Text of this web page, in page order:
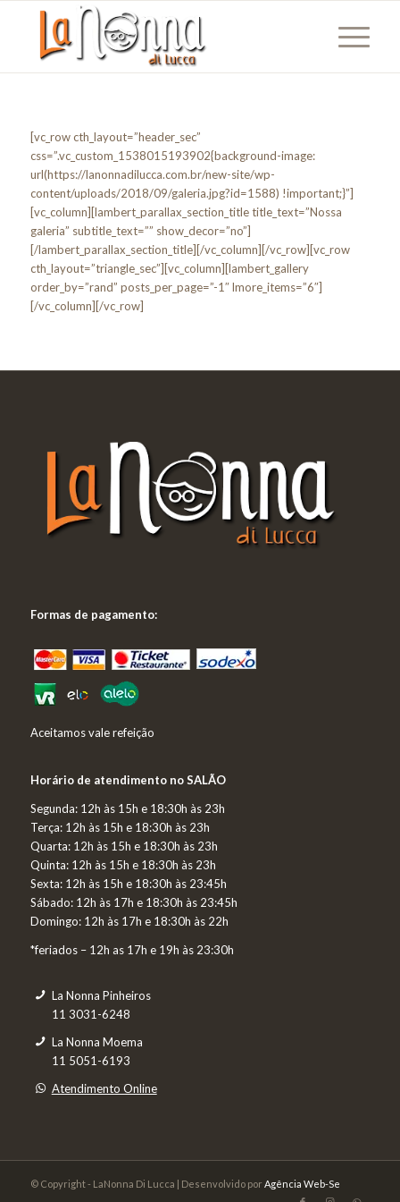
[vc_row cth_layout=”header_sec”
css=”.vc_custom_1538015193902{background-image:
url(https://lanonnadilucca.com.br/new-site/wp-
content/uploads/2018/09/galeria.jpg?id=1588) !important;}”]
[vc_column][lambert_parallax_section_title title_text=”Nossa
galeria” subtitle_text=”” show_decor=”no”]
[/lambert_parallax_section_title][/vc_column][/vc_row][vc_row
cth_layout=”triangle_sec”][vc_column][lambert_gallery
order_by=”rand” posts_per_page=”-1″ lmore_items=”6″]
[/vc_column][/vc_row]
Formas de pagamento:
Aceitamos vale refeição
Horário de atendimento no SALÃO
Segunda: 12h às 15h e 18:30h às 23h
Terça: 12h às 15h e 18:30h às 23h
Quarta: 12h às 15h e 18:30h às 23h
Quinta: 12h às 15h e 18:30h às 23h
Sexta: 12h às 15h e 18:30h às 23:45h
Sábado: 12h às 17h e 18:30h às 23:45h
Domingo: 12h às 17h e 18:30h às 22h
*feriados – 12h as 17h e 19h às 23:30h
La Nonna Pinheiros
11 3031-6248
La Nonna Moema
11 5051-6193
Atendimento Online
© Copyright - LaNonna Di Lucca | Desenvolvido por Agência Web-Se